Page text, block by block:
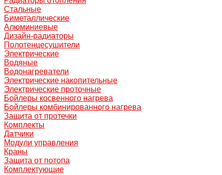
Стальные
Биметаллические
Алюминиевые
Дизайн-радиаторы
Полотенцесушители
Электрические
Водяные
Водонагреватели
Электрические накопительные
Электрические проточные
Бойлеры косвенного нагрева
Бойлеры комбинированного нагрева
Защита от протечки
Комплекты
Датчики
Модули управления
Краны
Защита от потопа
Комплектующие